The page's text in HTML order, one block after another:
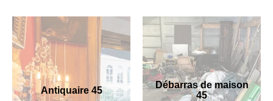
Antiquaire 45
Débarras de maison
45